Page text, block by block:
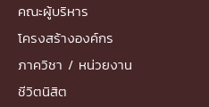
คณะผู้บริหาร
โครงสร้างองค์กร
ภาควิชา / หน่วยงาน
ชีวิตนิสิต